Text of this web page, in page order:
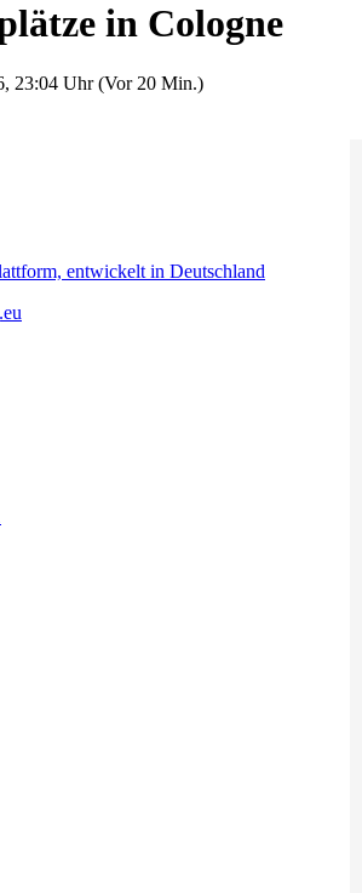
in Cologne
23:04 Uhr(Vor 20 Min.)
entwickelt in Deutschland